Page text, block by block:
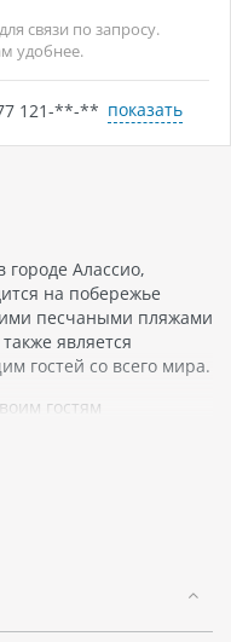
связи по запросу.
удобнее.
121-**-** показать
городе Алассио,
на побережье
песчаными пляжами
является
гостей со всего мира.
гостям
и
Гости могут легко